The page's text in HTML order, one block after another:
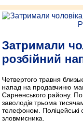
Затримали
розбійний
Четвертого травня
напад на продавчиню
Сарненського району.
заволодів трьома
телефоном. Поліцейські
зловмисника.